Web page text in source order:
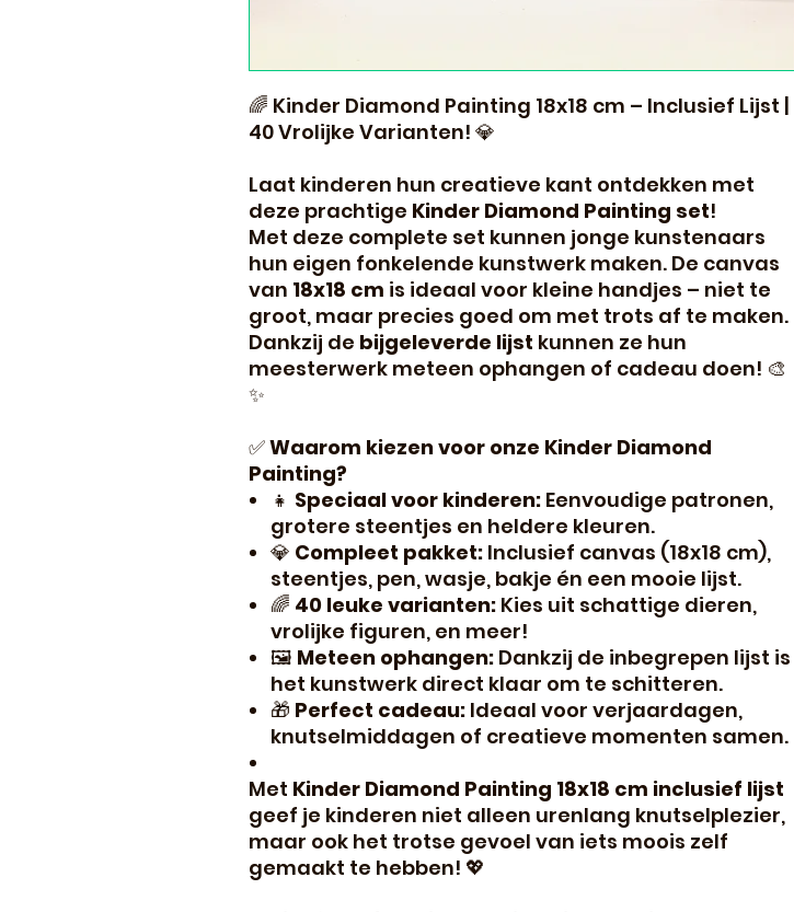
🌈 Kinder Diamond Painting 18x18 cm – Inclusief Lijst |
40 Vrolijke Varianten! 💎
Laat kinderen hun creatieve kant ontdekken met
deze prachtige Kinder Diamond Painting set!
Met deze complete set kunnen jonge kunstenaars
hun eigen fonkelende kunstwerk maken. De canvas
van 18x18 cm is ideaal voor kleine handjes – niet te
groot, maar precies goed om met trots af te maken.
Dankzij de bijgeleverde lijst kunnen ze hun
meesterwerk meteen ophangen of cadeau doen! 🎨
✨
✅Waarom kiezen voor onze Kinder Diamond
Painting?
👧 Speciaal voor kinderen: Eenvoudige patronen,
grotere steentjes en heldere kleuren.
💎 Compleet pakket: Inclusief canvas (18x18 cm),
steentjes, pen, wasje, bakje én een mooie lijst.
🌈 40 leuke varianten: Kies uit schattige dieren,
vrolijke figuren, en meer!
🖼️ Meteen ophangen: Dankzij de inbegrepen lijst is
het kunstwerk direct klaar om te schitteren.
🎁 Perfect cadeau: Ideaal voor verjaardagen,
knutselmiddagen of creatieve momenten samen.
Met Kinder Diamond Painting 18x18 cm inclusief lijst
geef je kinderen niet alleen urenlang knutselplezier,
maar ook het trotse gevoel van iets moois zelf
gemaakt te hebben! 💖